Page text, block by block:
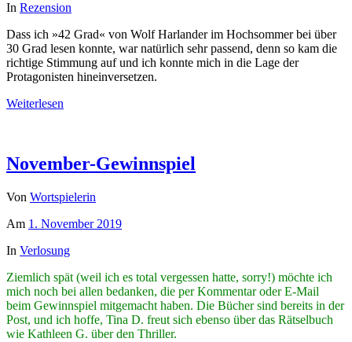
In Rezension
Dass ich »42 Grad« von Wolf Harlander im Hochsommer bei über
30 Grad lesen konnte, war natürlich sehr passend, denn so kam die
richtige Stimmung auf und ich konnte mich in die Lage der
Protagonisten hineinversetzen.
Weiterlesen
November-Gewinnspiel
Von Wortspielerin
Am 1. November 2019
In Verlosung
Ziemlich spät (weil ich es total vergessen hatte, sorry!) möchte ich
mich noch bei allen bedanken, die per Kommentar oder E-Mail
beim Gewinnspiel mitgemacht haben. Die Bücher sind bereits in der
Post, und ich hoffe, Tina D. freut sich ebenso über das Rätselbuch
wie Kathleen G. über den Thriller.